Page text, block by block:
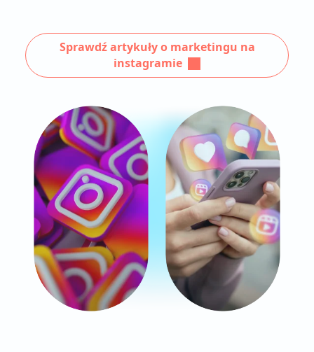
Sprawdź artykuły o marketingu na
instagramie